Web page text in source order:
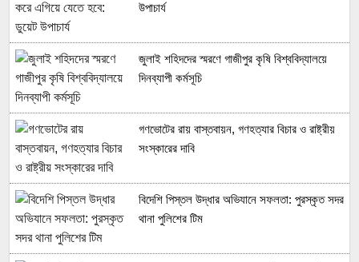
উপাচার্য
জুলাই শহিদদের স্মরণে গাজীপুর কৃষি বিশ্ববিদ্যালয়ে
দিনব্যাপী কর্মসূচি
গণভোটের রায় বাস্তবায়ন, গণহত্যার বিচার ও রাষ্ট্রীয়
সংস্কারের দাবি
বিদেশি পিস্তল উদ্ধার অভিযানে সফলতা: পুরস্কৃত সদর
থানা পুলিশের টিম